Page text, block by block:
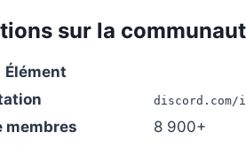
sur la
Élément
discord.com/
membres
8 900+